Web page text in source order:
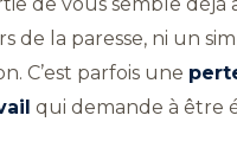
de la paresse, ni un
C’est parfois une
qui demande à être